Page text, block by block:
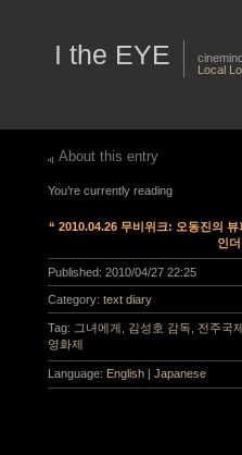
I the EYE
Local
About this entry
You’re currently reading
“ 2010.04.26 무비위크: 오동진의 뷰
인
Published: 2010/04/27 22:25
Category: text diary
Tag: 그녀에게 김성호 감독
전주국
영화제
Language: English |Japanese